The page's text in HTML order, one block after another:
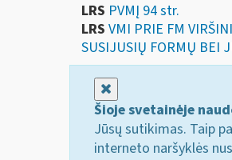
LRS PVMĮ 94 str.
LRS VMI PRIE FM
SUSIJUSIŲ FORMŲ BEI
Šioje svetainėje
Jūsų sutikimas. Taip
interneto naršyklės